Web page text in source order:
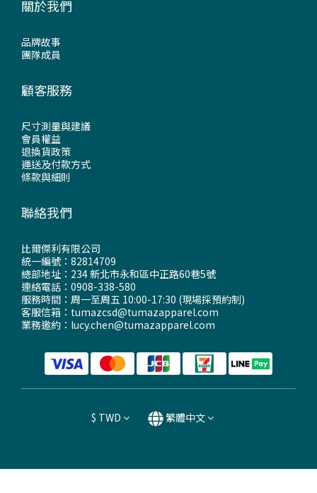
關於我們
品牌故事
團隊成員
顧客服務
尺寸測量與建議
會員權益
退換貨政策
運送及付款方式
條款與細則
聯絡我們
比爾傑利有限公司
統一編號：82814709
總部地址：234 新北市永和區中正路60巷5號
連絡電話：0908-338-580
服務時間：周一至周五 10:00-17:30 (現場採預約制)
客服信箱：tumazcsd@tumazapparel.com
業務邀約：lucy.chen@tumazapparel.com
$ TWD 繁體中文